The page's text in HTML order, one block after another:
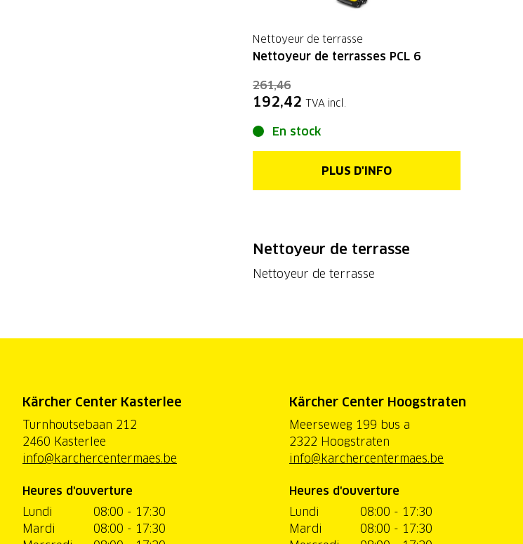
Nettoyeur de terrasse
Nettoyeur de terrasses PCL 6
261,46
192,42 TVA incl.
En stock
PLUS D'INFO
Nettoyeur de terrasse
Nettoyeur de terrasse
Kärcher Center Kasterlee
Turnhoutsebaan 212
2460 Kasterlee
info@karchercentermaes.be
Heures d'ouverture
Lundi
08:00 - 17:30
Mardi
08:00 - 17:30
Kärcher Center Hoogstraten
Meerseweg 199 bus a
2322 Hoogstraten
info@karchercentermaes.be
Heures d'ouverture
Lundi
08:00 - 17:30
Mardi
08:00 - 17:30